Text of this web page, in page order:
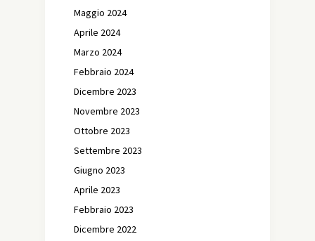
Maggio 2024
Aprile 2024
Marzo 2024
Febbraio 2024
Dicembre 2023
Novembre 2023
Ottobre 2023
Settembre 2023
Giugno 2023
Aprile 2023
Febbraio 2023
Dicembre 2022